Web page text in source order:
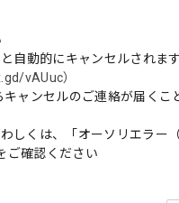
自動的にキャンセルされま
vAUuc）
ャンセルのご連絡が届くこ
しくは、「オーソリエラー
ご確認ください